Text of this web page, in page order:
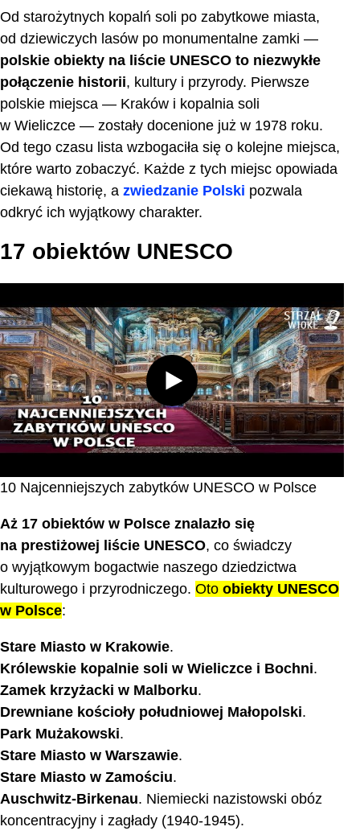
osady w Krzemionkach Opatowskich
Lasy bukowe w Bieszczadzkim Parku Narodowym
Kalwaria Zebrzydowska
Co to jest UNESCO?
Jak UNESCO wybiera obiekty?
Następne obiekty UNESCO w Polsce
Zakończenie
Najczęściej zadawane pytania
Od starożytnych kopalń soli po zabytkowe miasta,
od dziewiczych lasów po monumentalne zamki —
polskie obiekty na liście UNESCO to niezwykłe
połączenie historii, kultury i przyrody. Pierwsze
polskie miejsca — Kraków i kopalnia soli
w Wieliczce — zostały docenione już w 1978 roku.
Od tego czasu lista wzbogaciła się o kolejne miejsca,
które warto zobaczyć. Każde z tych miejsc opowiada
ciekawą historię, a zwiedzanie Polski pozwala
odkryć ich wyjątkowy charakter.
17 obiektów UNESCO
10 Najcenniejszych zabytków UNESCO w Polsce
Aż 17 obiektów w Polsce znalazło się
na prestiżowej liście UNESCO, co świadczy
o wyjątkowym bogactwie naszego dziedzictwa
kulturowego i przyrodniczego. Oto obiekty UNESCO
w Polsce:
Stare Miasto w Krakowie.
Królewskie kopalnie soli w Wieliczce i Bochni.
Zamek krzyżacki w Malborku.
Drewniane kościoły południowej Małopolski.
Park Mużakowski.
Stare Miasto w Warszawie.
Stare Miasto w Zamościu.
Auschwitz-Birkenau. Niemiecki nazistowski obóz
koncentracyjny i zagłady (1940-1945).